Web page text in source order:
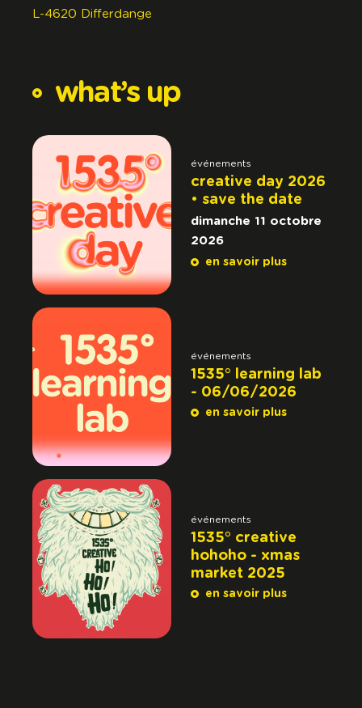
L-4620 Differdange
what’s up
événements
creative day 2026
• save the date
dimanche 11 octobre
2026
en savoir plus
événements
1535° learning lab
- 06/06/2026
en savoir plus
événements
1535° creative
hohoho - xmas
market 2025
en savoir plus